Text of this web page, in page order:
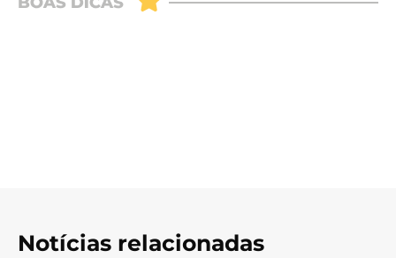
Notícias relacionadas